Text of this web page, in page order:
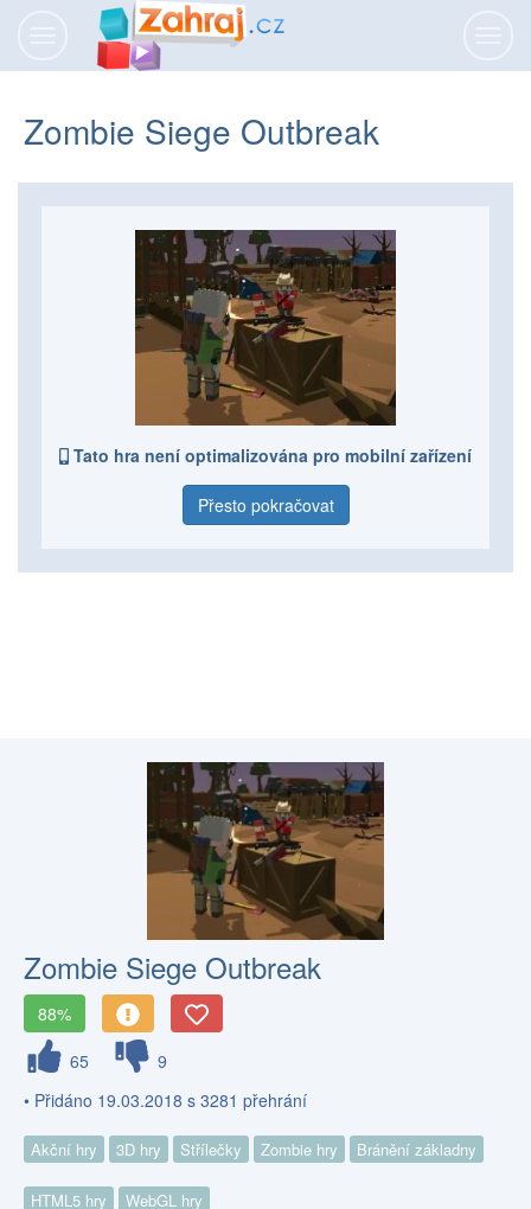
Zombie Siege Outbreak
Tato hra není optimalizována pro mobilní zařízení
Přesto pokračovat
Zombie Siege Outbreak
88%
65
9
• Přidáno 19.03.2018 s 3281 přehrání
Akční hry 3D hry Střílečky Zombie hry Bránění základny
HTML5 hry WebGL hry